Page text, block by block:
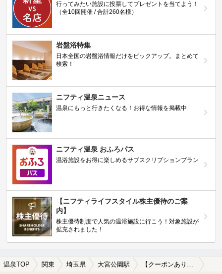
行ってみたい施設に投票してプレゼントを当てよう！
（全10回開催 / 合計260名様）
岩盤浴特集
日本全国の岩盤浴情報だけをピックアップ。まとめて
検索！
ニフティ温泉ニュース
温泉にもっと行きたくなる！お得な情報を掲載中
ニフティ温泉 おふろパス
温浴施設をお得に楽しめるサブスクリプションプラン
【ニフティライフスタイル株主優待のご案
内】
株主優待制度で人気の温浴施設に行こう！対象施設が
拡充されました！
温泉TOP 関東 埼玉県 大宮公園駅 【クーポンあり】女子旅・女子会におすすめの大宮公園駅近くの温泉、日帰り温泉、スーパー銭湯おすすめ